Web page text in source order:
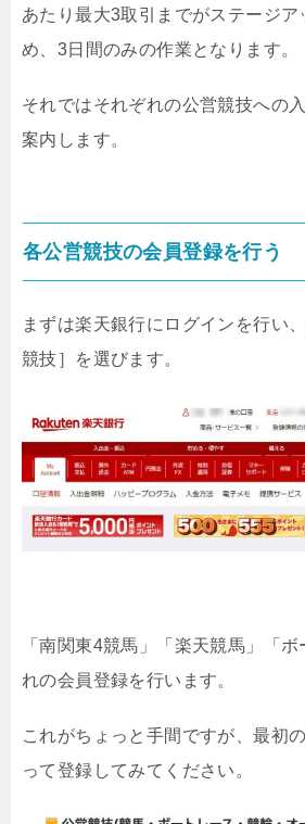
あたり最大3取引までがステージア
め、 3日間のみの作業となります。
それではそれぞれの公営競技への
案内します。
各公営競技の会員登録を行う
まずは楽天銀行にログインを行い
競技］を選びます。
「南関東4競馬」「楽天競馬」「
れの会員登録を行います。
これがちょっと手間ですが、最初
って登録してみてください。